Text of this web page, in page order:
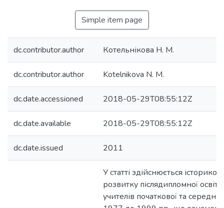
Simple item page
dc.contributor.author Котельнікова Н. М.
dc.contributor.author Kotelnikova N. M.
dc.date.accessioned 2018-05-29T08:55:12Z
dc.date.available 2018-05-29T08:55:12Z
dc.date.issued 2011
У статті здійснюється
розвитку післядипломної
учителів початкової та